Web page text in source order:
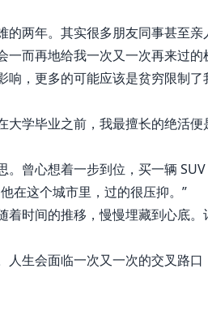
两年。其实很多朋友同事甚至
而再地给我一次又一次再来过的
，更多的可能应该是贫穷限制
学毕业之前，我最擅长的绝活
曾心想着一步到位，买一辆
在这个城市里，过的很压抑。”
时间的推移，慢慢埋藏到心底
生会面临一次又一次的交叉路